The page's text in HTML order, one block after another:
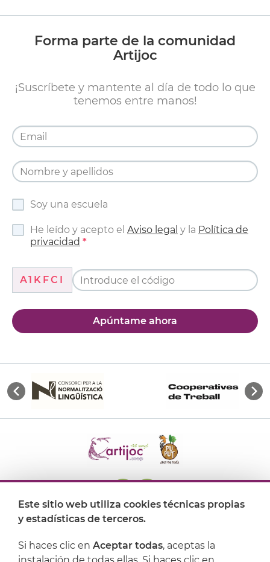
Forma parte de la comunidad
Artijoc
¡Suscríbete y mantente al día de todo lo que
tenemos entre manos!
Soy una escuela
He leído y acepto el Aviso legal y la Política de
privacidad
A1KFCI
Apúntame ahora
Dónde encontrarnos
Artijoc
Este sitio web utiliza cookies técnicas propias
y estadísticas de terceros.
Si haces clic en Aceptar todas, aceptas la